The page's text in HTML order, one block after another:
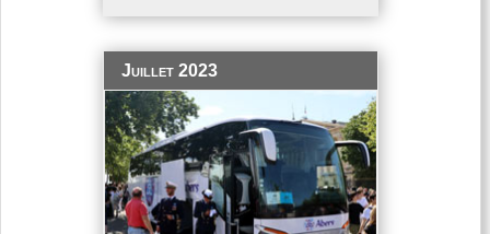
Juillet 2023